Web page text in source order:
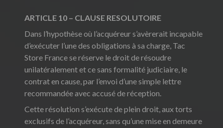
ARTICLE 10 – CLAUSE RESOLUTOIRE
Dans l’hypothèse où l’acquéreur s’avèrerait incapable
d’exécuter l’une des obligations à sa charge, Tac
Store France se réserve le droit de résoudre
unilatéralement et ce sans formalité judiciaire, le
contrat en cause, par l’envoi d’une simple lettre
recommandée avec accusé de réception.
Cette résolution s’exécute de plein droit, aux torts
exclusifs de l’acquéreur, sans qu’une mise en demeure